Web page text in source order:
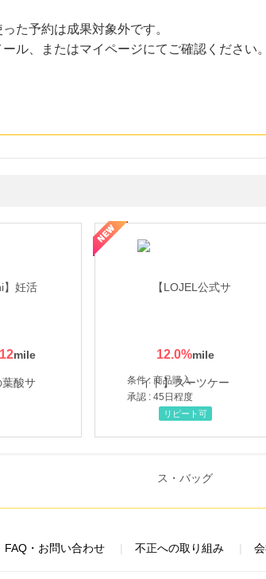
た予約は成果対象外です。
ル、またはマイページにてご確認ください
12.0%
条件 : 商品購入
承認 : 45日程度
リピート可
実現！ブランド品・貴金属の無料査定
FAQ・お問い合わせ 不正への取り組み